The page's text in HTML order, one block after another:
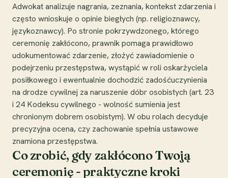
Adwokat analizuje nagrania, zeznania, kontekst zdarzenia i
często wnioskuje o opinie biegłych (np. religioznawcy,
językoznawcy). Po stronie pokrzywdzonego, którego
ceremonię zakłócono, prawnik pomaga prawidłowo
udokumentować zdarzenie, złożyć zawiadomienie o
podejrzeniu przestępstwa, wystąpić w roli oskarżyciela
posiłkowego i ewentualnie dochodzić zadośćuczynienia
na drodze cywilnej za naruszenie dóbr osobistych (art. 23
i 24 Kodeksu cywilnego - wolność sumienia jest
chronionym dobrem osobistym). W obu rolach decyduje
precyzyjna ocena, czy zachowanie spełnia ustawowe
znamiona przestępstwa.
Co zrobić, gdy zakłócono Twoją
ceremonię - praktyczne kroki